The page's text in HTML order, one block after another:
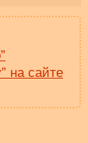
на сайте